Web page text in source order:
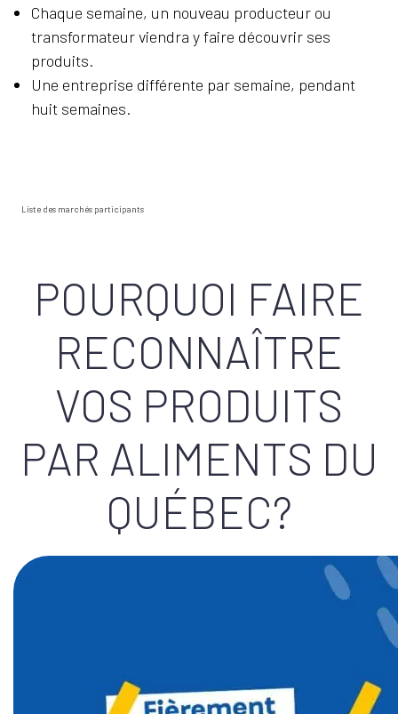
Chaque semaine, un nouveau producteur ou
transformateur viendra y faire découvrir ses
produits.
Une entreprise différente par semaine, pendant
huit semaines.
Liste des marchés participants
POURQUOI FAIRE
RECONNAÎTRE
VOS PRODUITS
PAR ALIMENTS DU
QUÉBEC?